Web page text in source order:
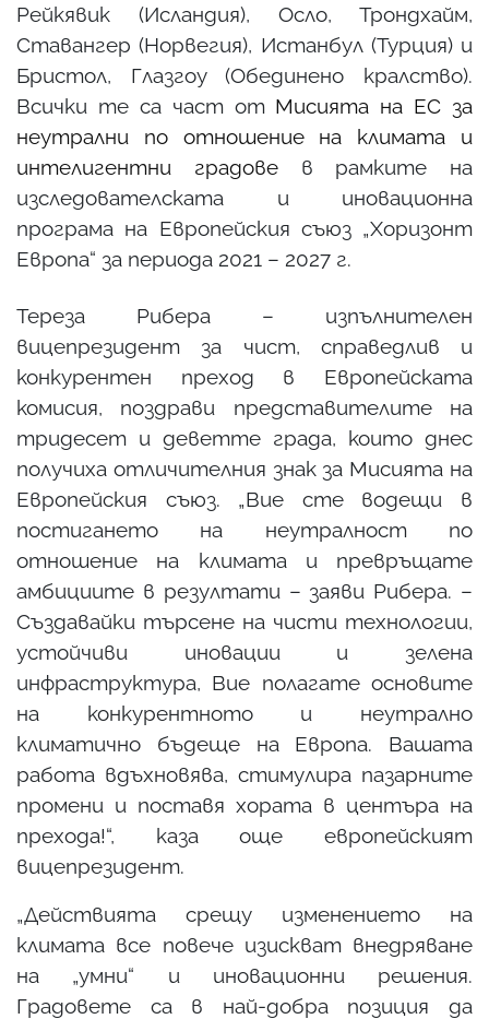
Рейкявик (Исландия), Осло, Трондхайм,
Ставангер (Норвегия), Истанбул (Турция) и
Бристол, Глазгоу (Обединено кралство).
Всички те са част от Мисията на ЕС за
неутрални по отношение на климата и
интелигентни градовев рамките на
изследователската и иновационна
програма на Европейския съюз „Хоризонт
Европа“ за периода 2021 – 2027 г.
Тереза Рибера – изпълнителен
вицепрезидент за чист, справедлив и
конкурентен преход в Европейската
комисия, поздрави представителите на
тридесет и деветте града, които днес
получиха отличителния знак за Мисията на
Европейския съюз. „Вие сте водещи в
постигането на неутралност по
отношение на климата и превръщате
амбициите в резултати – заяви Рибера. –
Създавайки търсене на чисти технологии,
устойчиви иновации и зелена
инфраструктура, Вие полагате основите
на конкурентното и неутрално
климатично бъдеще на Европа. Вашата
работа вдъхновява, стимулира пазарните
промени и поставя хората в центъра на
прехода!“, каза още европейският
вицепрезидент.
„Действията срещу изменението на
климата все повече изискват внедряване
на „умни“ и иновационни решения.
Градовете са в най-добра позиция да